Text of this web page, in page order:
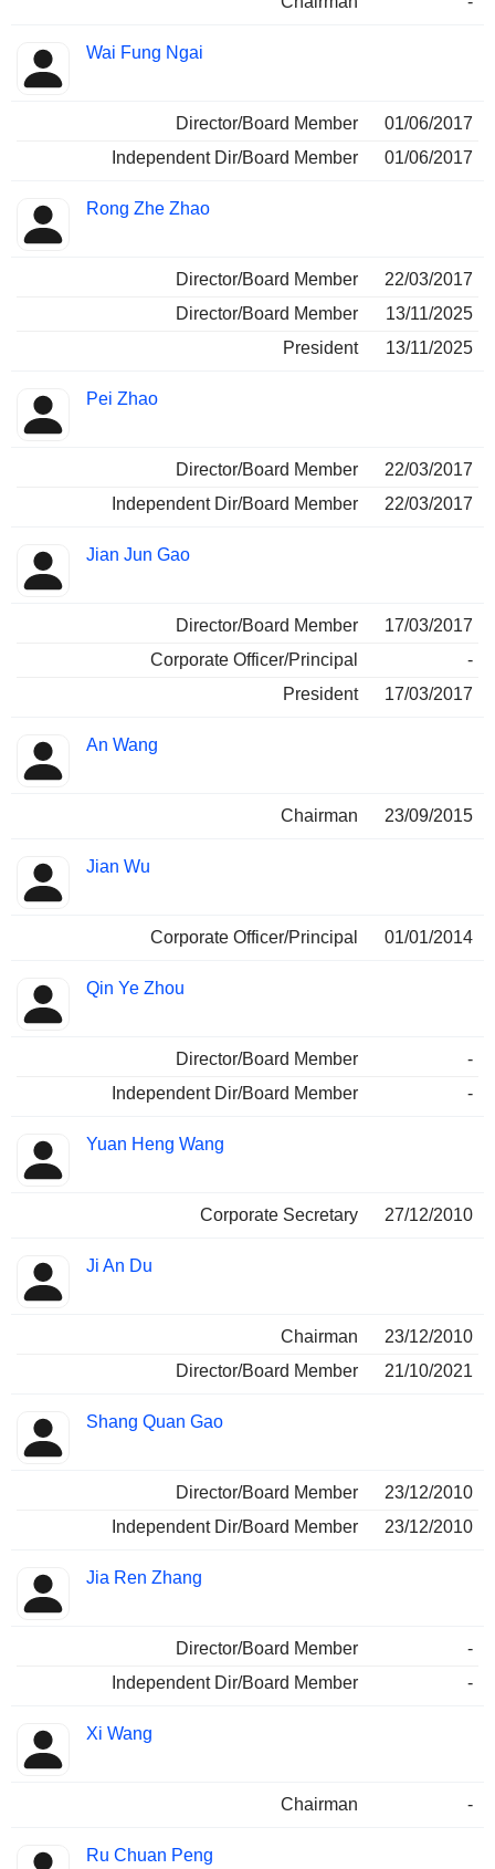
Wai Fung Ngai
Director/Board Member
01/06/2017
Independent Dir/Board Member
01/06/2017
Rong Zhe Zhao
Director/Board Member
22/03/2017
Director/Board Member
13/11/2025
President
13/11/2025
Pei Zhao
Director/Board Member
22/03/2017
Independent Dir/Board Member
22/03/2017
Jian Jun Gao
Director/Board Member
17/03/2017
Corporate Officer/Principal
-
President
17/03/2017
An Wang
Chairman 23/09/2015
Jian Wu
Corporate Officer/Principal 01/01/2014
Qin Ye Zhou
Director/Board Member
-
Independent Dir/Board Member
-
Yuan Heng Wang
Corporate Secretary 27/12/2010
Ji An Du
Chairman
23/12/2010
Director/Board Member
21/10/2021
Shang Quan Gao
Director/Board Member
23/12/2010
Independent Dir/Board Member
23/12/2010
Jia Ren Zhang
Director/Board Member
-
Independent Dir/Board Member
-
Xi Wang
Chairman -
Ru Chuan Peng